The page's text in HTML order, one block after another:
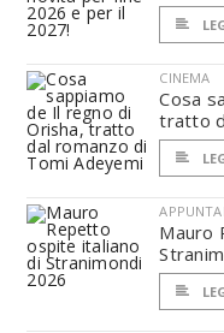
CINEMA
Cosa
tratto
Mauro